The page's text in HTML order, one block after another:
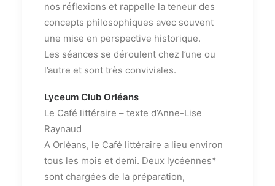
nos réflexions et rappelle la teneur des
concepts philosophiques avec souvent
une mise en perspective historique.
Les séances se déroulent chez l’une ou
l’autre et sont très conviviales.
Lyceum Club Orléans
Le Café littéraire – texte d’Anne-Lise
Raynaud
A Orléans, le Café littéraire a lieu environ
tous les mois et demi. Deux lycéennes*
sont chargées de la préparation,